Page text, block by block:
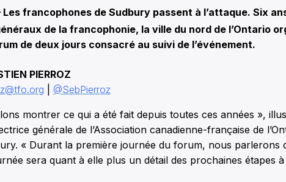
Les francophones de Sudbury passent à l’attaque. Six
de la francophonie, la ville du nord de l’Ontario
de deux jours consacré au suivi de l’événement.
PIERROZ
@SebPierroz
montrer ce qui a été fait depuis toutes ces années »,
générale de l’Association canadienne-française de
« Durant la première journée du forum, nous parlerons
sera quant à elle plus un détail des prochaines étapes